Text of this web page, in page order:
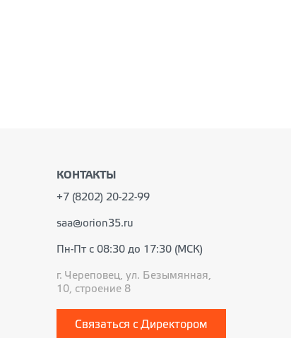
КОНТАКТЫ
+7 (8202) 20-22-99
saa@orion35.ru
Пн-Пт с 08:30 до 17:30 (МСК)
г. Череповец, ул. Безымянная,
10, строение 8
Связаться с Директором